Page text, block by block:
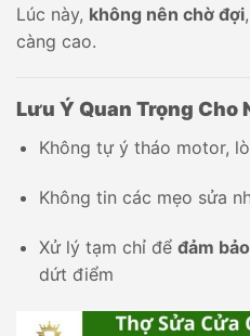
Lúc này, không nên chờ đợi
càng cao.
Lưu Ý Quan Trọng Cho
Không tự ý tháo motor,
Không tin các mẹo sửa
Xử lý tạm chỉ để đảm
dứt điểm